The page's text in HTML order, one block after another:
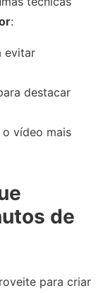
:
evitar
destacar
vídeo mais
de
para criar